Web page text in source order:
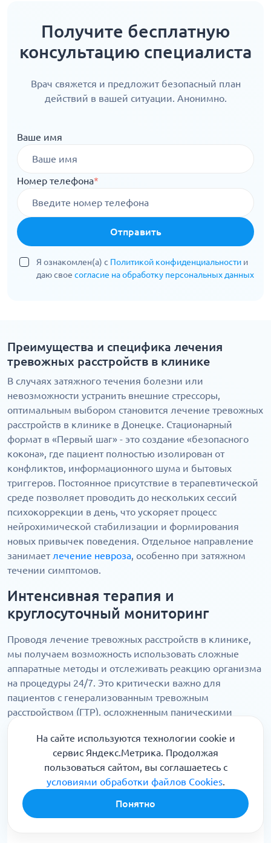
Получите бесплатную
консультацию специалиста
Врач свяжется и предложит безопасный план
действий в вашей ситуации. Анонимно.
Ваше имя
Номер телефона*
Отправить
Я ознакомлен(а) с Политикой конфиденциальности и
даю свое согласие на обработку персональных данных
Преимущества и специфика лечения
тревожных расстройств в клинике
В случаях затяжного течения болезни или
невозможности устранить внешние стрессоры,
оптимальным выбором становится лечение тревожных
расстройств в клинике в Донецке. Стационарный
формат в «Первый шаг» - это создание «безопасного
кокона», где пациент полностью изолирован от
конфликтов, информационного шума и бытовых
триггеров. Постоянное присутствие в терапевтической
среде позволяет проводить до нескольких сессий
психокоррекции в день, что ускоряет процесс
нейрохимической стабилизации и формирования
новых привычек поведения. Отдельное направление
занимает лечение невроза, особенно при затяжном
течении симптомов.
Интенсивная терапия и
круглосуточный мониторинг
Проводя лечение тревожных расстройств в клинике,
мы получаем возможность использовать сложные
аппаратные методы и отслеживать реакцию организма
на процедуры 24/7. Это критически важно для
пациентов с генерализованным тревожным
расстройством (ГТР), осложненным паническими
атаками или сопутствующей депрессией. Врачи могут
мгновенно корректировать назначения, обеспечивая
максимальную безопасность. Мы гарантируем
глубокое физиологическое восстановление, включая
нормализацию сна и коррекцию гормонального фона в
условиях высокого комфорта.
На сайте используются технологии cookie и
сервис Яндекс.Метрика. Продолжая
пользоваться сайтом, вы соглашаетесь с
условиями обработки файлов Cookies.
Понятно